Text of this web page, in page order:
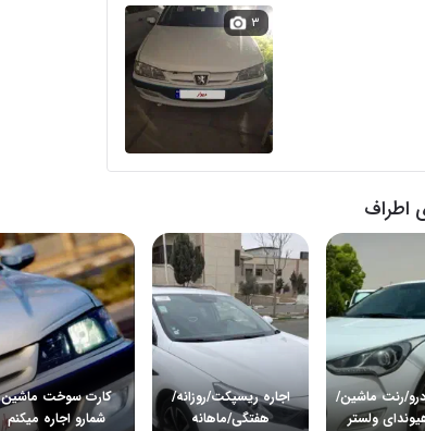
۳
اطراف
رنت ماشین/
ولستر
اجاره ریسپکت/روزانه/
هفتگی/ماهانه
کارت سوخت ماشین
شمارو اجاره میکنم